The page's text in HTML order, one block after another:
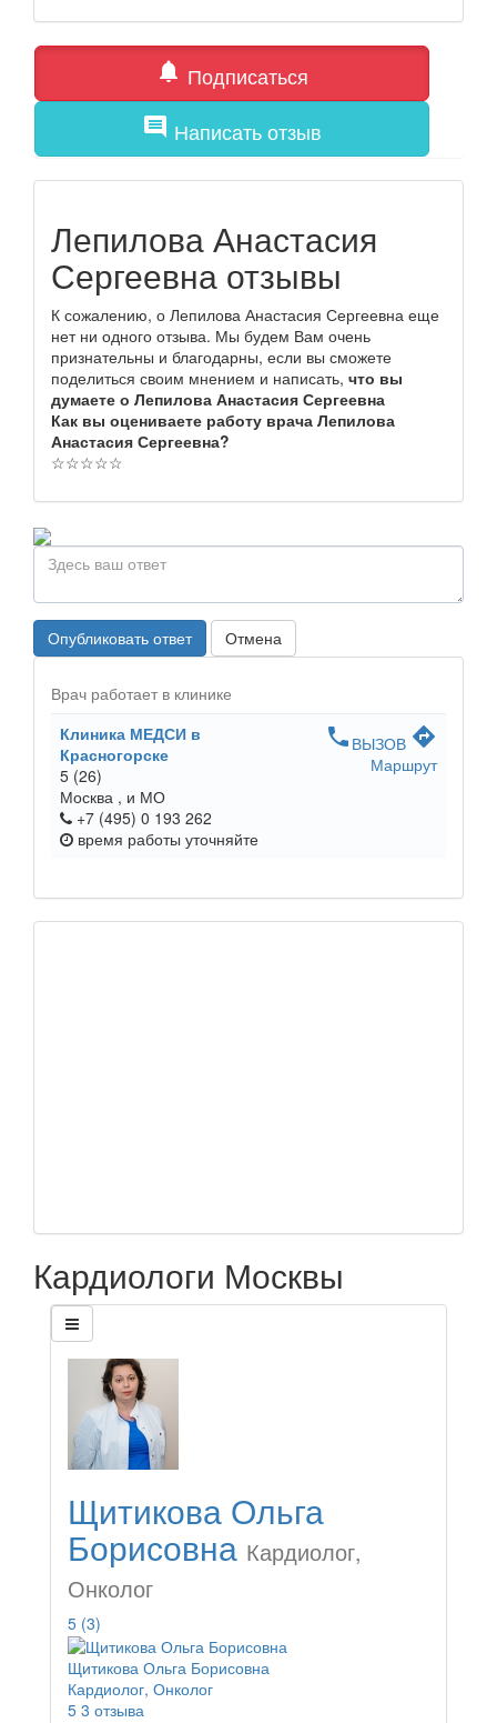
notifications Подписаться
comment Написать отзыв
Лепилова Анастасия
Сергеевна отзывы
К сожалению, о Лепилова Анастасия Сергеевна еще
нет ни одного отзыва. Мы будем Вам очень
признательны и благодарны, если вы сможете
поделиться своим мнением и написать, что вы
думаете о Лепилова Анастасия Сергеевна
Как вы оцениваете работу врача Лепилова
Анастасия Сергеевна?
☆☆☆☆☆
Опубликовать ответ Отмена
Врач работает в клинике
Клиника МЕДСИ в
Красногорске
5 (26)
Москва , и МО
+7 (495) 0 193 262
время работы уточняйте
phone ВЫЗОВ directions
Маршрут
Кардиологи Москвы
Щитикова Ольга
Борисовна Кардиолог,
Онколог
5 (3)
Щитикова Ольга Борисовна
Кардиолог, Онколог
5 3 отзыва